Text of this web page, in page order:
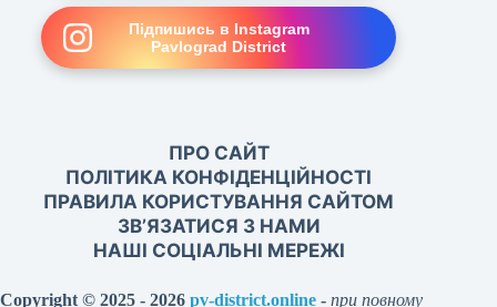
Підпишись в Instagram
Pavlograd District
ПРО САЙТ
ПОЛІТИКА КОНФІДЕНЦІЙНОСТІ
ПРАВИЛА КОРИСТУВАННЯ САЙТОМ
ЗВ’ЯЗАТИСЯ З НАМИ
НАШІ СОЦІАЛЬНІ МЕРЕЖІ
Copyright © 2025 - 2026 pv-district.online - при повному